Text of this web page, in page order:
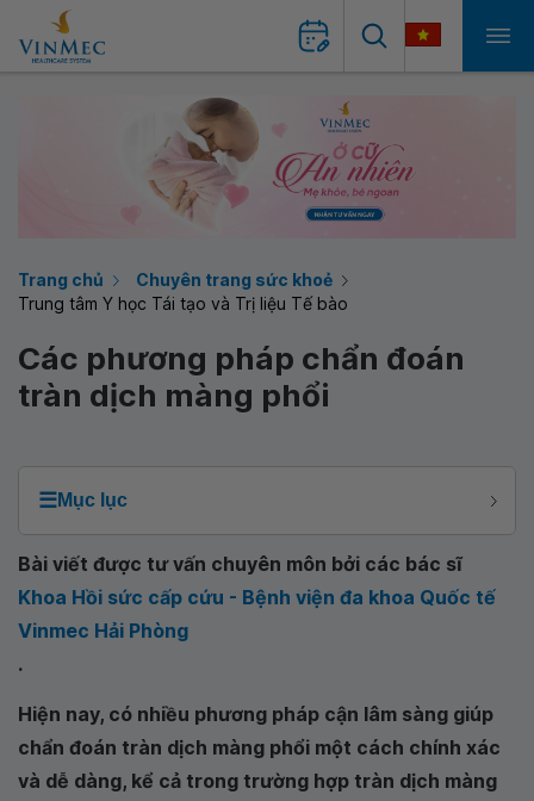
Trang chủ
Chuyên trang sức khoẻ
Trung tâm Y học Tái tạo và Trị liệu Tế bào
Các phương pháp chẩn đoán
tràn dịch màng phổi
☰Mục lục
Bài viết được tư vấn chuyên môn bởi các bác sĩ
Khoa Hồi sức cấp cứu - Bệnh viện đa khoa Quốc tế
Vinmec Hải Phòng
.
Hiện nay, có nhiều phương pháp cận lâm sàng giúp
chẩn đoán tràn dịch màng phổi một cách chính xác
và dễ dàng, kể cả trong trường hợp tràn dịch màng